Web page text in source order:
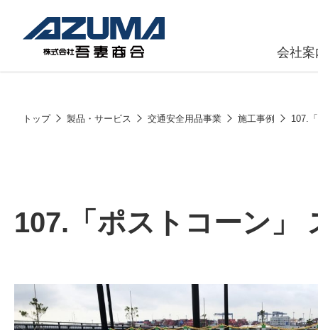
会社案
潤滑油
コークス
トップ 製品・サービス 交通安全用品事業 施工事例 107.
107.「ポストコーン」